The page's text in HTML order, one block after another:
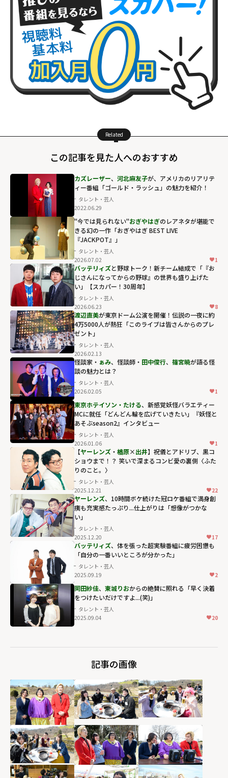
Related
この記事を見た人へのおすすめ
カズレーザー、 河北麻友子が、アメリカのリアリテ
ィー番組「ゴールド・ラッシュ」の魅力を紹介！
タレント・芸人
2022.06.29
おぎやはぎのレ
アネタが堪能で
きる幻の一作
「おぎやはぎ
BEST LIVE
『JACKPOT』」
" width="304"
height="203"
loading="lazy"
fetchpriority="h
igh">
"今では見られない"おぎやはぎのレアネタが堪能で
きる幻の一作「おぎやはぎ BEST LIVE
『JACKPOT』」
タレント・芸人
2026.07.02
1
バッテリィズと野球トーク！新チーム結成で「『お
じさんになってからの野球』の世界も盛り上げた
い」【スカパー！30周年】
タレント・芸人
2026.06.23
8
渡辺直美が東京ドーム公演を開催！伝説の一夜に約
4万5000人が熱狂「このライブは皆さんからのプレ
ゼント」
タレント・芸人
2026.02.13
怪談家・ ぁみ、怪談師・ 田中俊行、 篠宮暁が語る怪
談の魅力とは？
タレント・芸人
2026.02.05
1
東京ホテイソン・たける、新感覚妖怪バラエティー
MCに就任「どんどん輪を広げていきたい」『妖怪と
あそぶseason2』インタビュー
タレント・芸人
2026.01.06
1
【ヤーレンズ ・ 楢原×出井】祝儀とアドリブ、黒コ
ショウまで！？ 笑いで深まるコンビ愛の裏側〈ふた
りのこと。〉
タレント・芸人
2025.12.21
22
ヤーレンズ、10時間ボケ続けた冠ロケ番組で満身創
痍も充実感たっぷり...仕上がりは「想像がつかな
い」
タレント・芸人
2025.12.20
17
バッテリィズ、体を張った超実験番組に疲労困憊も
「自分の一番いいところが分かった」
タレント・芸人
2025.09.19
2
岡田紗佳、 東城りおからの絶賛に照れる「早く決着
をつけたいだけですよ...(笑)」
タレント・芸人
2025.09.04
20
記事の画像